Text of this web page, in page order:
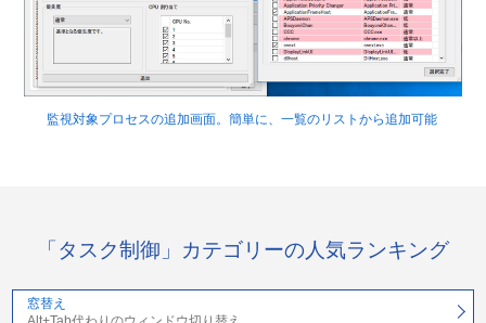
監視対象プロセスの追加画面。簡単に、一覧のリストから追加可能
「タスク制御」カテゴリーの人気ランキング
窓替え